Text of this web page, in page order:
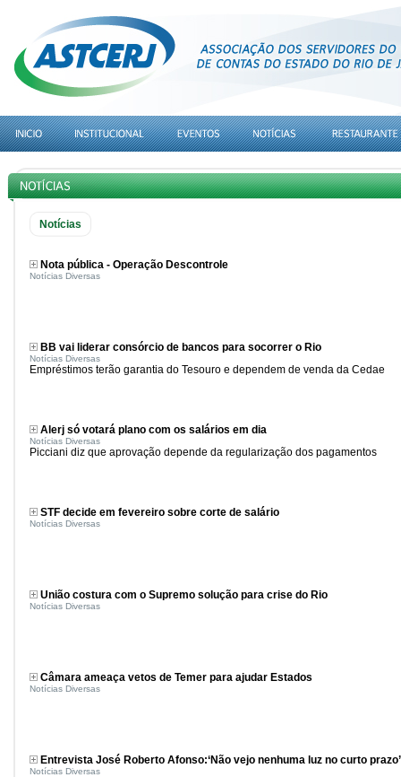
Notícias
Nota pública - Operação Descontrole
Notícias Diversas
BB vai liderar consórcio de bancos para socorrer o Rio
Notícias Diversas
Empréstimos terão garantia do Tesouro e dependem de venda da Cedae
Alerj só votará plano com os salários em dia
Notícias Diversas
Picciani diz que aprovação depende da regularização dos pagamentos
STF decide em fevereiro sobre corte de salário
Notícias Diversas
União costura com o Supremo solução para crise do Rio
Notícias Diversas
Câmara ameaça vetos de Temer para ajudar Estados
Notícias Diversas
Entrevista José Roberto Afonso:‘Não vejo nenhuma luz no curto prazo’
Notícias Diversas